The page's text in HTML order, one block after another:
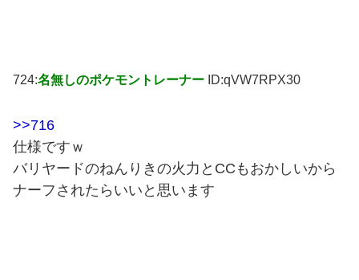
724:名無しのポケモントレーナー ID:qVW7RPX30
>>716
仕様ですｗ
バリヤードのねんりきの火力とCCもおかしいから
ナーフされたらいいと思います